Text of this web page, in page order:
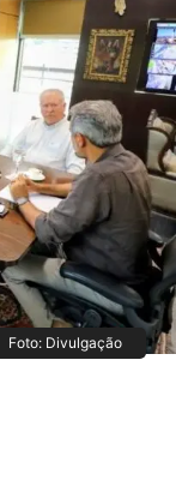
Foto: Divulgação